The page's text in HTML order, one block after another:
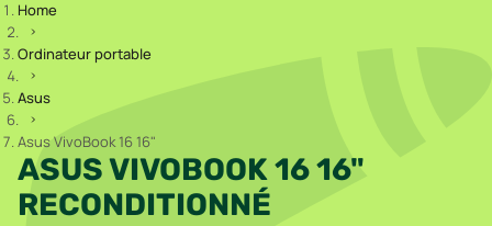
Home
Ordinateur portable
Asus
Asus VivoBook 16 16"
ASUS VIVOBOOK 16 16"
RECONDITIONNÉ